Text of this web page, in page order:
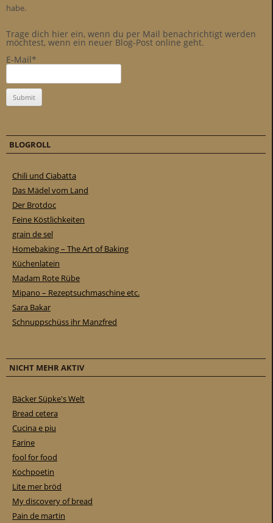
habe.
Trage dich hier ein, wenn du per Mail benachrichtigt werden
möchtest, wenn ein neuer Blog-Post online geht.
E-Mail*
BLOGROLL
Chili und Ciabatta
Das Mädel vom Land
Der Brotdoc
Feine Köstlichkeiten
grain de sel
Homebaking – The Art of Baking
Küchenlatein
Madam Rote Rübe
Mipano – Rezeptsuchmaschine etc.
Sara Bakar
Schnuppschüss ihr Manzfred
NICHT MEHR AKTIV
Bäcker Süpke's Welt
Bread cetera
Cucina e piu
Farine
fool for food
Kochpoetin
Lite mer bröd
My discovery of bread
Pain de martin